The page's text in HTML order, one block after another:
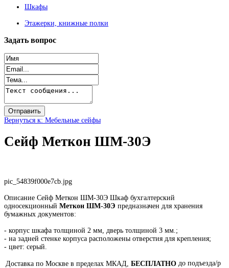
Шкафы
Этажерки, книжные полки
Задать вопрос
Вернуться к: Мебельные сейфы
Сейф Меткон ШМ-30Э
pic_54839f000e7cb.jpg
Описание Сейф Меткон ШМ-30Э Шкаф бухгалтерский
односекционный Меткон ШМ-30Э предназначен для хранения
бумажных документов:
- корпус шкафа толщиной 2 мм, дверь толщиной 3 мм.;
- на задней стенке корпуса расположены отверстия для крепления;
- цвет: серый.
Доставка по Москве в пределах МКАД, БЕСПЛАТНО до подъезда/p